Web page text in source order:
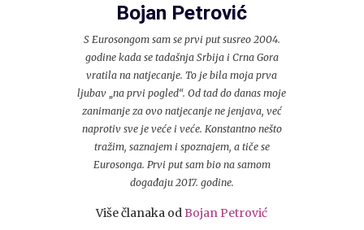
Bojan Petrović
S Eurosongom sam se prvi put susreo 2004.
godine kada se tadašnja Srbija i Crna Gora
vratila na natjecanje. To je bila moja prva
ljubav „na prvi pogled“. Od tad do danas moje
zanimanje za ovo natjecanje ne jenjava, već
naprotiv sve je veće i veće. Konstantno nešto
tražim, saznajem i spoznajem, a tiče se
Eurosonga. Prvi put sam bio na samom
događaju 2017. godine.
Više članaka odBojan Petrović